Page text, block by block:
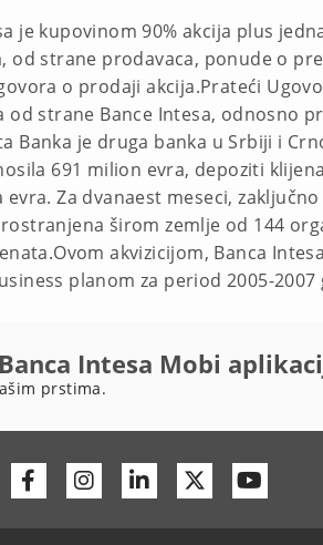
je kupovinom 90% akcija plus
od strane prodavaca, ponude o
o prodaji akcija.Prateći
od strane Bance Intesa, odnosno
Banka je druga banka u Srbiji i
691 milion evra, depoziti
evra. Za dvanaest meseci,
širom zemlje od 144
akvizicijom, Banca
planom za period 2005-2007
Intesa Mobi
prstima.
FacebookInstagram
LinkedinTwitter